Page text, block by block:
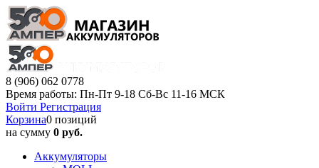
8 (906) 062 0778
Время работы: Пн-Пт 9-18 Сб-Вс 11-16 МСК
Войти Регистрация
Корзина0 позиций
на сумму 0 руб.
Аккумуляторы